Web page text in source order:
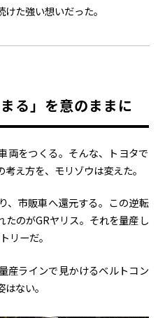
た強い想いだった。
る」を意のままに
両をつくる。そんな、トヨタで
え方を、モリゾウは変えた。
、市販車へ還元する。この逆転
たのがGRヤリス。それを量産し
リーだ。
産ラインで見かけるベルトコン
ない。